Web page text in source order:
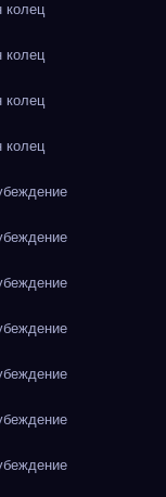
колец
колец
колец
колец